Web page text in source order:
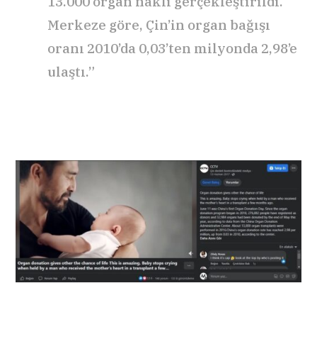
Merkeze göre, Çin’in organ bağışı
oranı 2010’da 0,03’ten milyonda 2,98’e
ulaştı.”